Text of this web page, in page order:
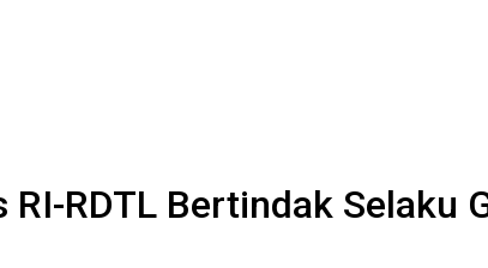
RDTL Bertindak Selaku